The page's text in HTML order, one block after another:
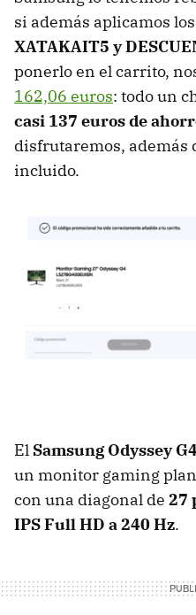
si además aplicamos los
XATAKAIT5 y
ponerlo en el carrito,
162,06 euros: todo un
casi 137 euros de
disfrutaremos, además
incluido.
El Samsung Odyssey
un monitor gaming
con una diagonal de 27
IPS Full HD a 240 Hz.